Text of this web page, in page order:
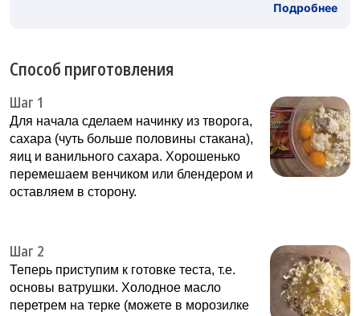
Подробнее
Способ приготовления
Шаг 1
Для начала сделаем начинку из творога,
сахара (чуть больше половины стакана),
яиц и ванильного сахара. Хорошенько
перемешаем венчиком или блендером и
оставляем в сторону.
Шаг 2
Теперь приступим к готовке теста, т.е.
основы ватрушки. Холодное масло
перетрем на терке (можете в морозилке